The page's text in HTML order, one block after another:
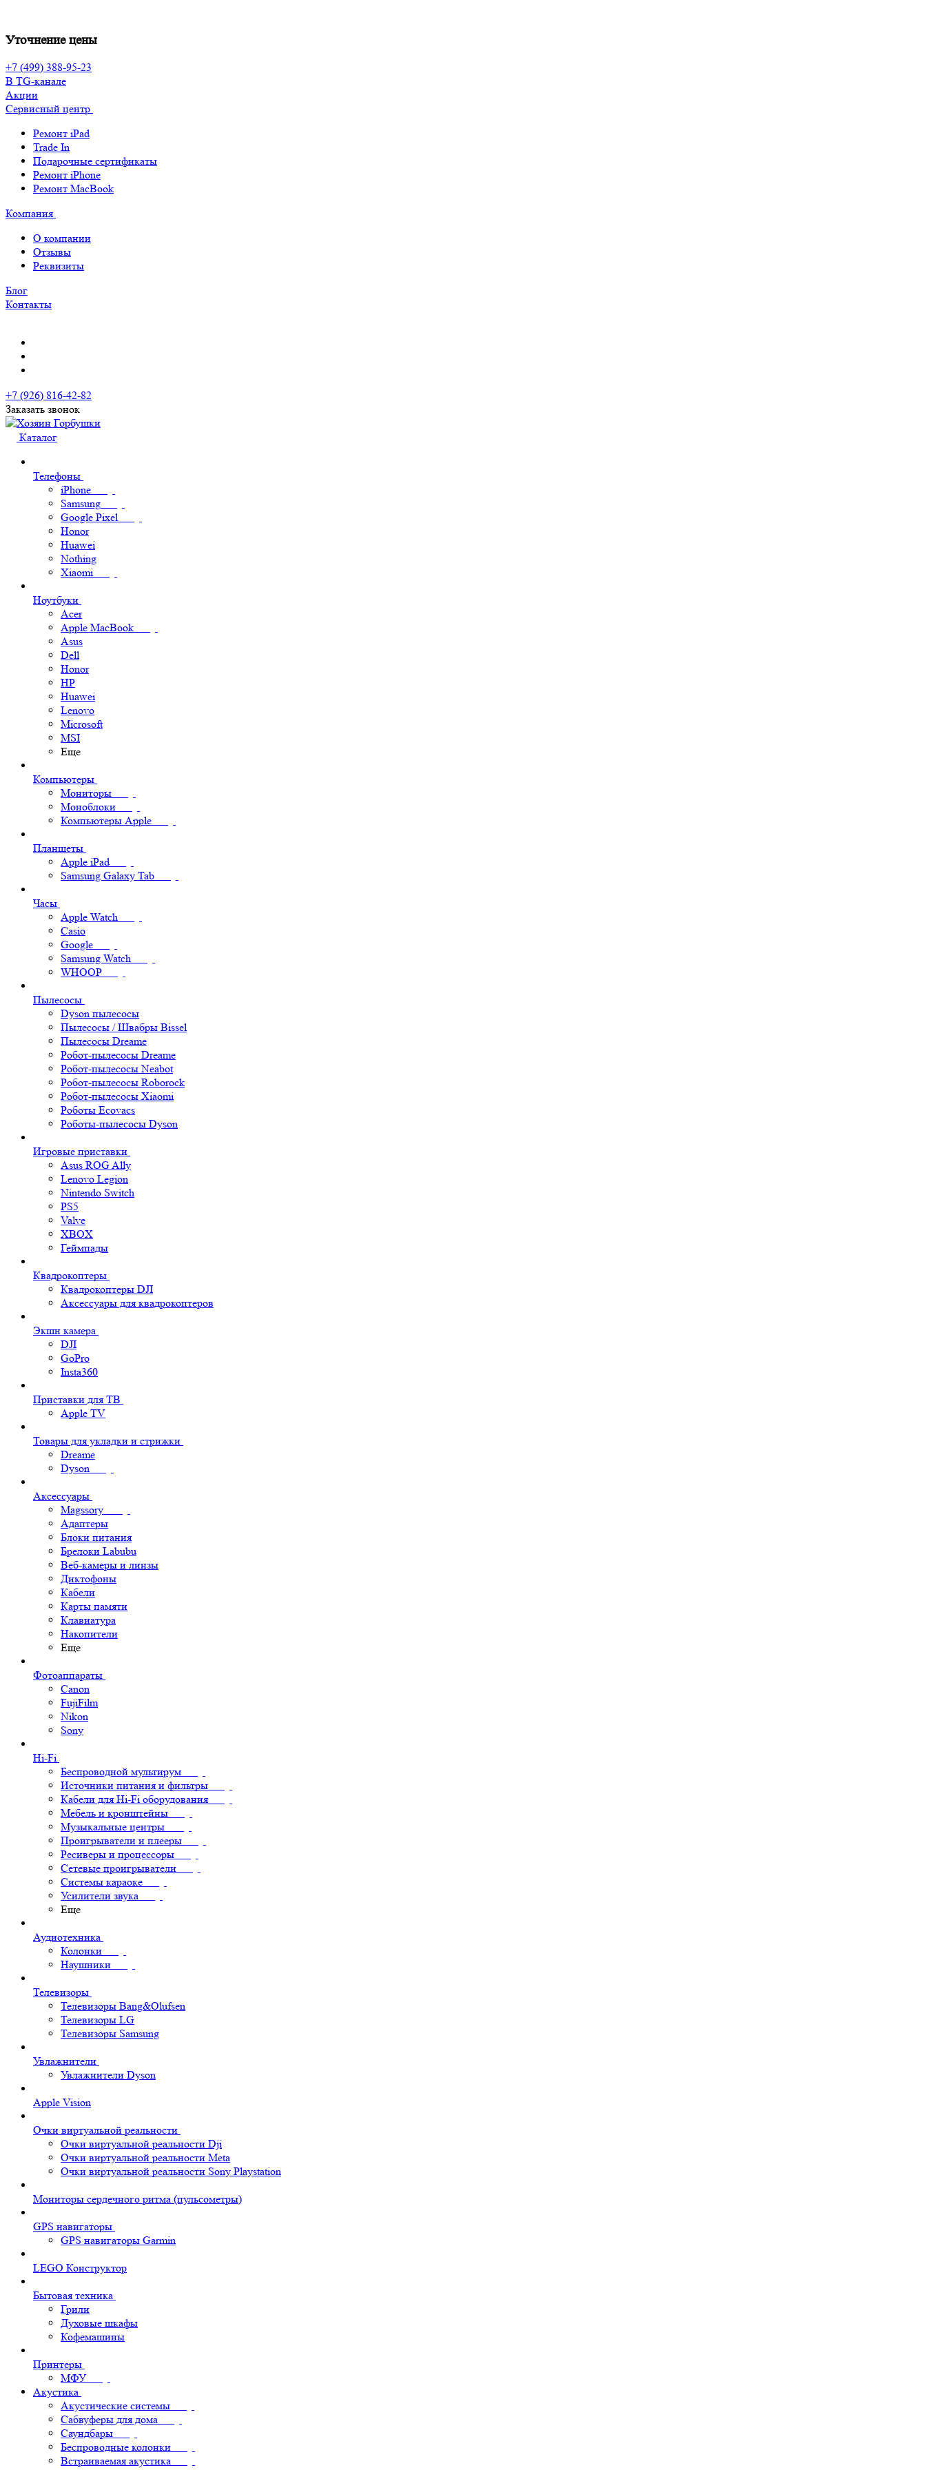
Уточнение цены
+7 (499) 388-95-23
В TG-канале
Акции
Сервисный центр
Ремонт iPad
Trade In
Подарочные сертификаты
Ремонт iPhone
Ремонт MacBook
Компания
О компании
Отзывы
Реквизиты
Блог
Контакты
+7 (926) 816-42-82
Заказать звонок
Каталог
Телефоны
iPhone
Samsung
Google Pixel
Honor
Huawei
Nothing
Xiaomi
Ноутбуки
Acer
Apple MacBook
Asus
Dell
Honor
HP
Huawei
Lenovo
Microsoft
MSI
Еще
Компьютеры
Мониторы
Моноблоки
Компьютеры Apple
Планшеты
Apple iPad
Samsung Galaxy Tab
Часы
Apple Watch
Casio
Google
Samsung Watch
WHOOP
Пылесосы
Dyson пылесосы
Пылесосы / Швабры Bissel
Пылесосы Dreame
Робот-пылесосы Dreame
Робот-пылесосы Neabot
Робот-пылесосы Roborock
Робот-пылесосы Xiaomi
Роботы Ecovacs
Роботы-пылесосы Dyson
Игровые приставки
Asus ROG Ally
Lenovo Legion
Nintendo Switch
PS5
Valve
XBOX
Геймпады
Квадрокоптеры
Квадрокоптеры DJI
Аксессуары для квадрокоптеров
Экшн камера
DJI
GoPro
Insta360
Приставки для ТВ
Apple TV
Товары для укладки и стрижки
Dreame
Dyson
Аксессуары
Magssory
Адаптеры
Блоки питания
Брелоки Labubu
Веб-камеры и линзы
Диктофоны
Кабели
Карты памяти
Клавиатура
Накопители
Еще
Фотоаппараты
Canon
FujiFilm
Nikon
Sony
Hi-Fi
Беспроводной мультирум
Источники питания и фильтры
Кабели для Hi-Fi оборудования
Мебель и кронштейны
Музыкальные центры
Проигрыватели и плееры
Ресиверы и процессоры
Сетевые проигрыватели
Системы караоке
Усилители звука
Еще
Аудиотехника
Колонки
Наушники
Телевизоры
Телевизоры Bang&Olufsen
Телевизоры LG
Телевизоры Samsung
Увлажнители
Увлажнители Dyson
Apple Vision
Очки виртуальной реальности
Очки виртуальной реальности Dji
Очки виртуальной реальности Meta
Очки виртуальной реальности Sony Playstation
Мониторы сердечного ритма (пульсометры)
GPS навигаторы
GPS навигаторы Garmin
LEGO Конструктор
Бытовая техника
Грили
Духовые шкафы
Кофемашины
Принтеры
МФУ
Акустика
Акустические системы
Сабвуферы для дома
Саундбары
Беспроводные колонки
Встраиваемая акустика